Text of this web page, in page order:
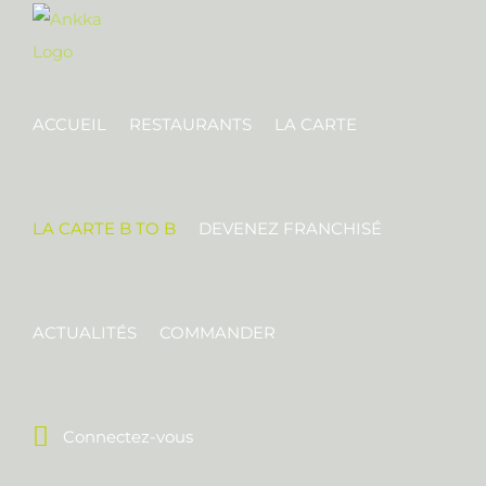
ACCUEIL RESTAURANTS LA CARTE
LA CARTE B TO B DEVENEZ FRANCHISÉ
ACTUALITÉS COMMANDER
Connectez-vous